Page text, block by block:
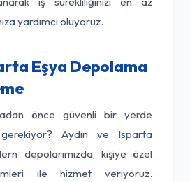
yardımcı oluyoruz.
Eşya Depolama
önce güvenli bir yerde
Aydın ve Isparta
depolarımızda, kişiye özel
ile hizmet veriyoruz.